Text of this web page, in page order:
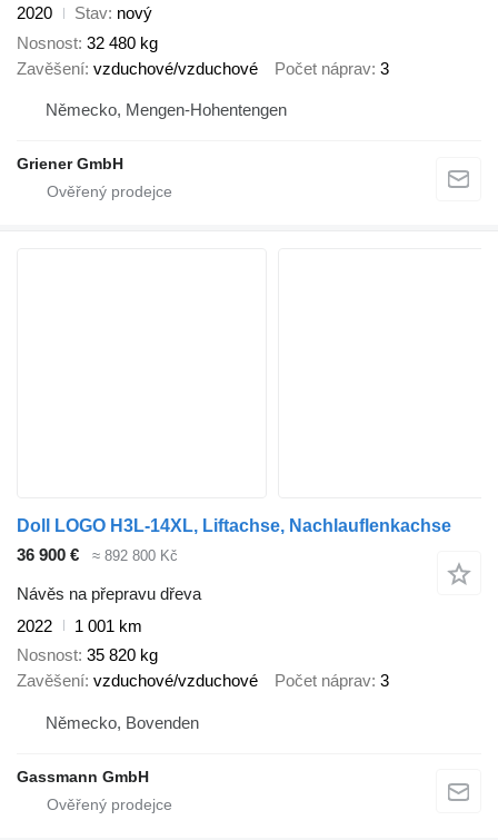
2020
Stav nový
Nosnost 32 480 kg
Zavěšení vzduchové/vzduchové Počet náprav 3
Německo, Mengen-Hohentengen
Griener GmbH
Doll LOGO H3L-14XL, Liftachse, Nachlauflenkachse
36 900 €
≈ 892 800 Kč
Návěs na přepravu dřeva
2022
1 001 km
Nosnost 35 820 kg
Zavěšení vzduchové/vzduchové Počet náprav 3
Německo, Bovenden
Gassmann GmbH